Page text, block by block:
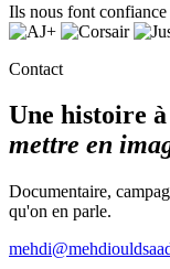
Ils nous font confiance
Contact
Une histoire à
mettre en
Documentaire,
qu'on en parle.